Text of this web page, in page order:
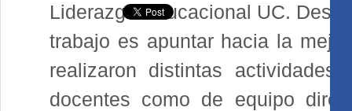
Liderazgo Educacional UC.
trabajo es apuntar hacia la
realizaron distintas
docentes como de equipo